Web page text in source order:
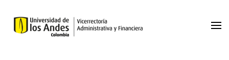
Skip to main content